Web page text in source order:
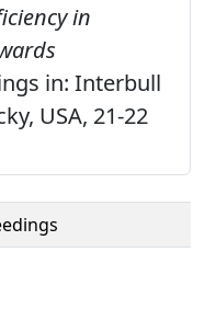
in
in: Interbull
USA, 21-22